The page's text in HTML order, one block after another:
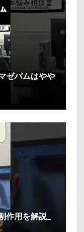
ゼパムはやや
作用を解説_